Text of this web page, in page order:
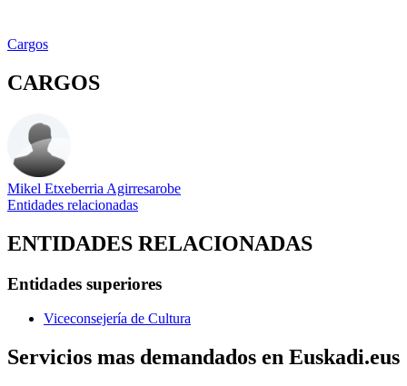
Cargos
CARGOS
Mikel Etxeberria Agirresarobe
Entidades relacionadas
ENTIDADES RELACIONADAS
Entidades superiores
Viceconsejería de Cultura
Servicios mas demandados en Euskadi.eus